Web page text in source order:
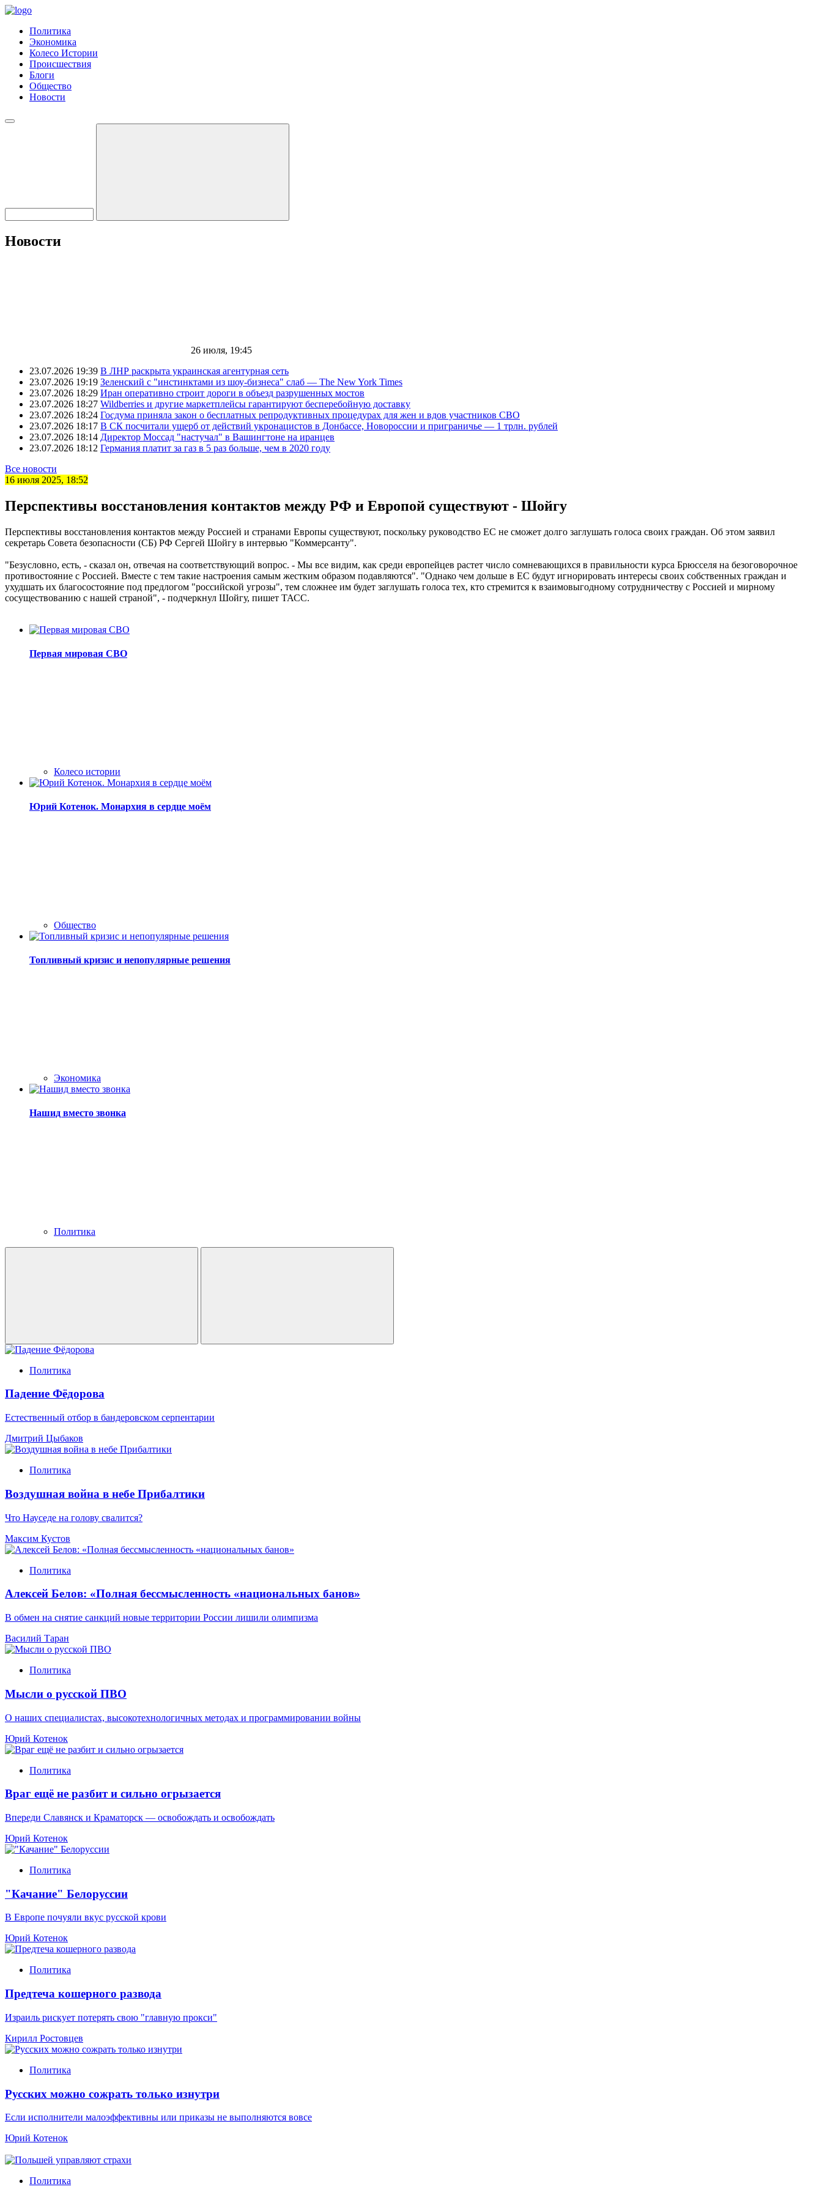
Политика
Экономика
Колесо Истории
Происшествия
Блоги
Общество
Новости
Новости
26 июля, 19:45
23.07.2026 19:39 В ЛНР раскрыта украинская агентурная сеть
23.07.2026 19:19 Зеленский с "инстинктами из шоу-бизнеса" слаб — The New York Times
23.07.2026 18:29 Иран оперативно строит дороги в объезд разрушенных мостов
23.07.2026 18:27 Wildberries и другие маркетплейсы гарантируют бесперебойную доставку
23.07.2026 18:24 Госдума приняла закон о бесплатных репродуктивных процедурах для жен и вдов участников СВО
23.07.2026 18:17 В СК посчитали ущерб от действий укронацистов в Донбассе, Новороссии и приграничье — 1 трлн. рублей
23.07.2026 18:14 Директор Моссад "настучал" в Вашингтоне на иранцев
23.07.2026 18:12 Германия платит за газ в 5 раз больше, чем в 2020 году
Все новости
16 июля 2025, 18:52
Перспективы восстановления контактов между РФ и Европой существуют - Шойгу
Перспективы восстановления контактов между Россией и странами Европы существуют, поскольку руководство ЕС не сможет долго заглушать голоса своих граждан. Об этом заявил
секретарь Совета безопасности (СБ) РФ Сергей Шойгу в интервью "Коммерсанту".
"Безусловно, есть, - сказал он, отвечая на соответствующий вопрос. - Мы все видим, как среди европейцев растет число сомневающихся в правильности курса Брюсселя на безоговорочное
противостояние с Россией. Вместе с тем такие настроения самым жестким образом подавляются". "Однако чем дольше в ЕС будут игнорировать интересы своих собственных граждан и
ухудшать их благосостояние под предлогом "российской угрозы", тем сложнее им будет заглушать голоса тех, кто стремится к взаимовыгодному сотрудничеству с Россией и мирному
сосуществованию с нашей страной", - подчеркнул Шойгу, пишет ТАСС.
Первая мировая СВО
Колесо истории
Юрий Котенок. Монархия в сердце моём
Общество
Топливный кризис и непопулярные решения
Экономика
Нашид вместо звонка
Политика
Политика
Падение Фёдорова
Естественный отбор в бандеровском серпентарии
Дмитрий Цыбаков
Политика
Воздушная война в небе Прибалтики
Что Науседе на голову свалится?
Максим Кустов
Политика
Алексей Белов: «Полная бессмысленность «национальных банов»
В обмен на снятие санкций новые территории России лишили олимпизма
Василий Таран
Политика
Мысли о русской ПВО
О наших специалистах, высокотехнологичных методах и программировании войны
Юрий Котенок
Политика
Враг ещё не разбит и сильно огрызается
Впереди Славянск и Краматорск — освобождать и освобождать
Юрий Котенок
Политика
"Качание" Белоруссии
В Европе почуяли вкус русской крови
Юрий Котенок
Политика
Предтеча кошерного развода
Израиль рискует потерять свою "главную прокси"
Кирилл Ростовцев
Политика
Русских можно сожрать только изнутри
Если исполнители малоэффективны или приказы не выполняются вовсе
Юрий Котенок
Политика